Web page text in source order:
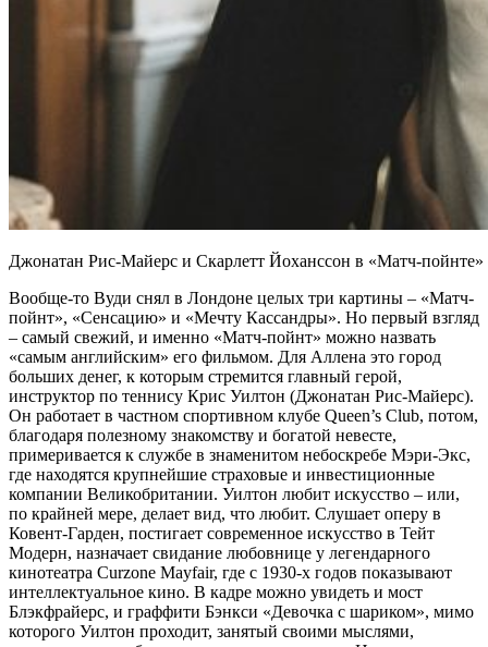
Джонатан Рис-Майерс и Скарлетт Йоханссон в «Матч-
Вообще-то Вуди снял в Лондоне целых три картины – «Матч-
пойнт», «Сенсацию» и «Мечту Кассандры». Но первый взгляд
– самый свежий, и именно «Матч-пойнт» можно назвать
«самым английским» его фильмом. Для Аллена это город
больших денег, к которым стремится главный герой,
инструктор по теннису Крис Уилтон (Джонатан Рис-Майерс).
Он работает в частном спортивном клубе Queen’s Club, потом,
благодаря полезному знакомству и богатой невесте,
примеривается к службе в знаменитом небоскребе Мэри-Экс,
где находятся крупнейшие страховые и инвестиционные
компании Великобритании. Уилтон любит искусство – или,
по крайней мере, делает вид, что любит. Слушает оперу в
Ковент-Гарден, постигает современное искусство в Тейт
Модерн, назначает свидание любовнице у легендарного
кинотеатра Curzone Mayfair, где с 1930-х годов показывают
интеллектуальное кино. В кадре можно увидеть и мост
Блэкфрайерс, и граффити Бэнкси «Девочка с шариком», мимо
которого Уилтон проходит, занятый своими мыслями,